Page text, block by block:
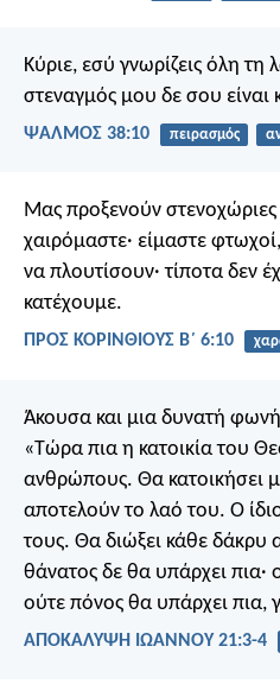
Κύριε, εσύ γνωρίζεις όλη τη
στεναγμός μου δε σου είναι
ΨΑΛΜΌΣ 38:10 πειρασμός
Μας προξενούν
χαιρόμαστε· είμαστε
να πλουτίσουν· τίποτα δεν
κατέχουμε.
ΠΡΟΣ ΚΟΡΙΝΘΙΟΥΣ Β΄ 6:10
Άκουσα και μια δυνατή
«Τώρα πια η κατοικία του
ανθρώπους. Θα κατοικήσει
αποτελούν το λαό του. Ο
τους. Θα διώξει κάθε δάκρυ
θάνατος δε θα υπάρχει πια·
ούτε πόνος θα υπάρχει πια,
ΑΠΟΚΑΛΥΨΗ ΙΩΑΝΝΟΥ 21:3-4